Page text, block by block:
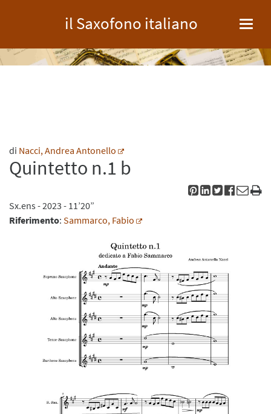
il Saxofono italiano
di Nacci, Andrea Antonello
Quintetto n.1 b
Sx.ens - 2023 - 11’20”
Riferimento: Sammarco, Fabio